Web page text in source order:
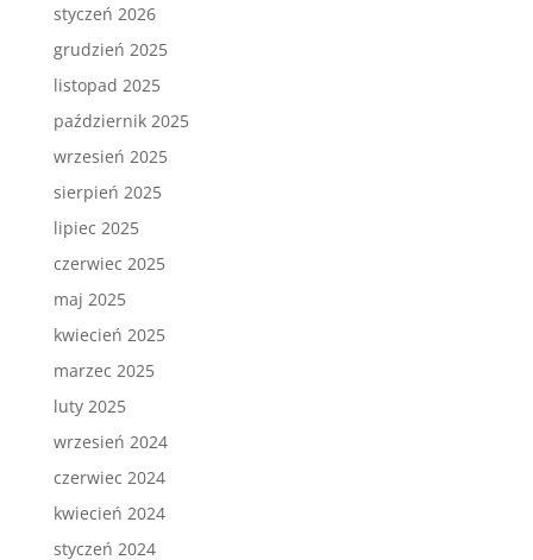
styczeń 2026
grudzień 2025
listopad 2025
październik 2025
wrzesień 2025
sierpień 2025
lipiec 2025
czerwiec 2025
maj 2025
kwiecień 2025
marzec 2025
luty 2025
wrzesień 2024
czerwiec 2024
kwiecień 2024
styczeń 2024